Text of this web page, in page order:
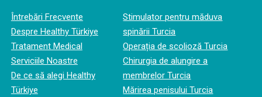
Întrebări Frecvente
Despre Healthy Türkiye
Tratament Medical
Serviciile Noastre
De ce să alegi Healthy
Türkiye
Stimulator pentru măduva
spinării Turcia
Operația de scolioză Turcia
Chirurgia de alungire a
membrelor Turcia
Mărirea penisului Turcia